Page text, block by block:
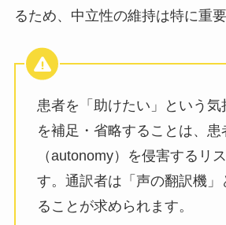
るため、中立性の維持は特に重要
患者を「助けたい」という気
を補足・省略することは、患
（autonomy）を侵害するリ
す。通訳者は「声の翻訳機」
ることが求められます。